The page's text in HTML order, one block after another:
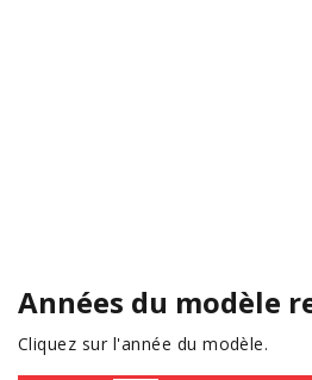
Années du modèle
Cliquez sur l'année du modèle.